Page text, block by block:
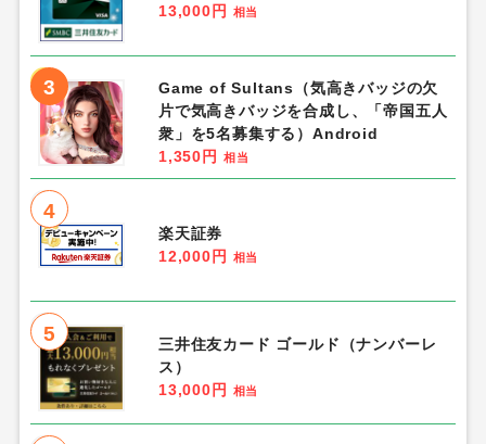
13,000円
相当
3
Game of Sultans（気高きバッジの欠
片で気高きバッジを合成し、「帝国五人
衆」を5名募集する）Android
1,350円
相当
4
楽天証券
12,000円
相当
5
三井住友カード ゴールド（ナンバーレ
ス）
13,000円
相当